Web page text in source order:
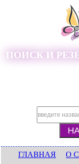
ПОИСК И
ГЛАВНАЯ О